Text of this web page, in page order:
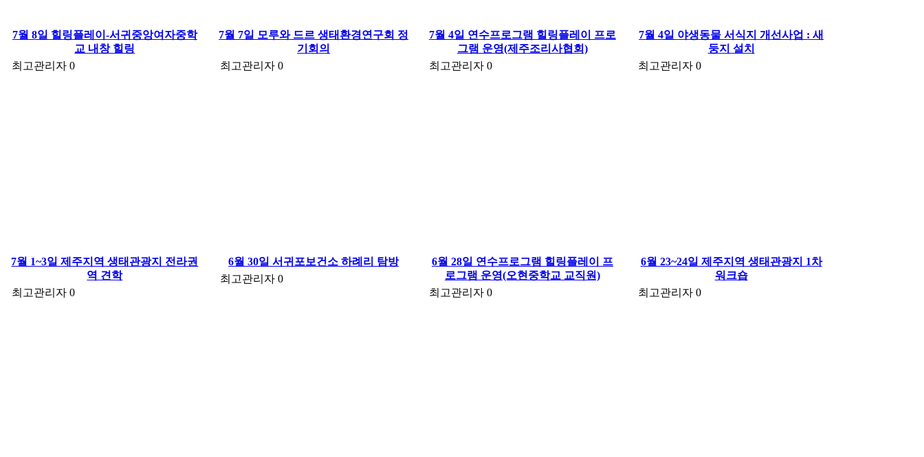
7월 8일 힐링플레이-서귀중앙여자중학
교 내창 힐링
최고관리자 0
7월 7일 모루와 드르 생태환경연구회 정
기회의
최고관리자 0
7월 4일 연수프로그램 힐링플레이 프로
그램 운영(제주조리사협회)
최고관리자 0
7월 4일 야생동물 서식지 개선사업 : 새
둥지 설치
최고관리자 0
7월 1~3일 제주지역 생태관광지 전라권
역 견학
최고관리자 0
6월 30일 서귀포보건소 하례리 탐방
최고관리자 0
6월 28일 연수프로그램 힐링플레이 프
로그램 운영(오현중학교 교직원)
최고관리자 0
6월 23~24일 제주지역 생태관광지 1차
워크숍
최고관리자 0